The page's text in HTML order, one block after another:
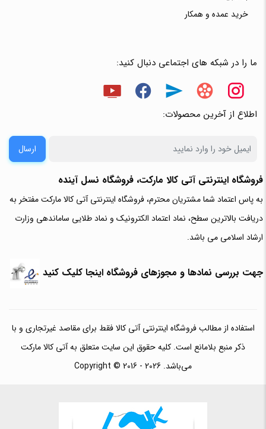
خرید عمده و همکار
ما را در شبکه های اجتماعی دنبال کنید:
اطلاع از آخرین محصولات:
ارسال
فروشگاه اینترنتی آتی‌ کالا مارکت، فروشگاه نسل آینده
به پاس اعتماد شما مشتریان محترم، فروشگاه اینترنتی آتی کالا مارکت مفتخر به
دریافت بالاترین سطح، نماد اعتماد الکترونیک و نماد طلایی ساماندهی وزارت
ارشاد اسلامی می باشد.
جهت بررسی نمادها و مجوزهای فروشگاه اینجا کلیک کنید
استفاده از مطالب فروشگاه اینترنتی آتی کالا فقط برای مقاصد غیرتجاری و با
ذکر منبع بلامانع است. کلیه حقوق این سایت متعلق به آتی کالا مارکت
می‌باشد. Copyright © 2016 - 2026